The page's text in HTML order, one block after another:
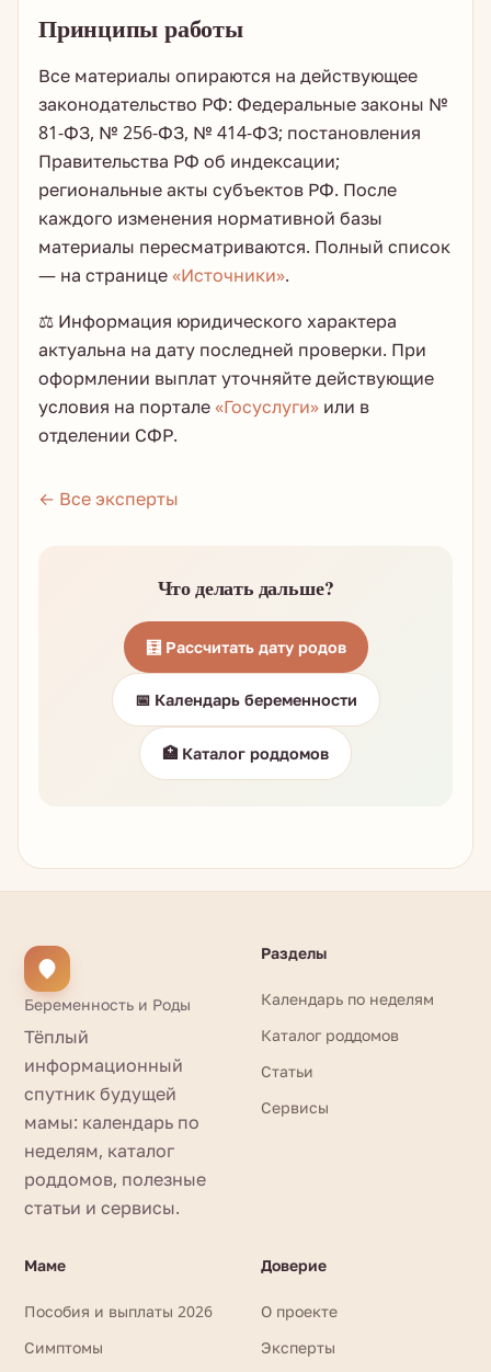
Принципы работы
Все материалы опираются на действующее
законодательство РФ: Федеральные законы №
81-ФЗ, № 256-ФЗ, № 414-ФЗ; постановления
Правительства РФ об индексации;
региональные акты субъектов РФ. После
каждого изменения нормативной базы
материалы пересматриваются. Полный список
— на странице«Источники».
⚖️ Информация юридического характера
актуальна на дату последней проверки. При
оформлении выплат уточняйте действующие
условия на портале«Госуслуги» или в
отделении СФР.
← Все эксперты
Что делать дальше?
🧮 Рассчитать дату родов
📅 Календарь беременности
🏥 Каталог роддомов
Беременность и Роды
Тёплый
информационный
спутник будущей
мамы: календарь по
неделям, каталог
роддомов, полезные
статьи и сервисы.
Разделы
Календарь по неделям
Каталог роддомов
Статьи
Сервисы
Маме
Пособия и выплаты 2026
Симптомы
Доверие
О проекте
Эксперты